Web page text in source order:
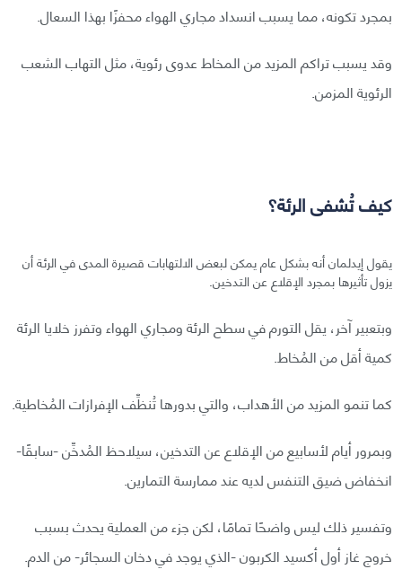
بمجرد تكونه، مما يسبب انسداد مجاري الهواء محفزًا بهذا السعال.
وقد يسبب تراكم المزيد من المخاط عدوى رئوية، مثل التهاب الشعب
الرئوية المزمن.
كيف تُشفى الرئة؟
يقول إيدلمان أنه بشكل عام يمكن لبعض الالتهابات قصيرة المدى في الرئة أن
يزول تأثيرها بمجرد الإقلاع عن التدخين.
وبتعبير آخر، يقل التورم في سطح الرئة ومجاري الهواء وتفرز خلايا الرئة
كمية أقل من المُخاط.
كما تنمو المزيد من الأهداب، والتي بدورها تُنظِّف الإفرازات المُخاطية.
وبمرور أيام لأسابيع من الإقلاع عن التدخين، سيلاحظ المُدخِّن -سابقًا-
انخفاض ضيق التنفس لديه عند ممارسة التمارين.
وتفسير ذلك ليس واضحًا تمامًا، لكن جزء من العملية يحدث بسبب
خروج غاز أول أكسيد الكربون -الذي يوجد في دخان السجائر- من الدم.